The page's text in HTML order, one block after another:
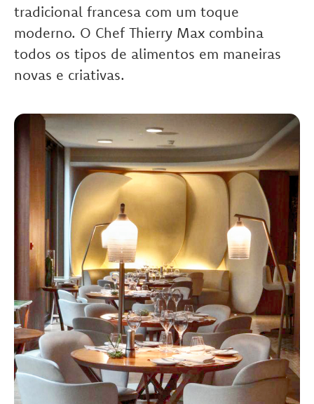
tradicional francesa com um toque
moderno. O Chef Thierry Max combina
todos os tipos de alimentos em maneiras
novas e criativas.